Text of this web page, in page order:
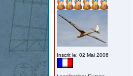
Inscrit le: 02 Mai 2006